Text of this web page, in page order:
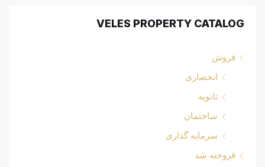
VELES PROPERTY CATALOG
فروش
انحصاری
ثانویه
ساختمان
سرمایه گذاری
فروخته شد